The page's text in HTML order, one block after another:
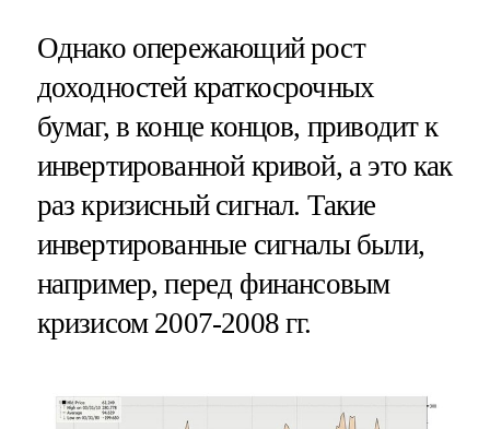
Однако опережающий рост
доходностей краткосрочных
бумаг, в конце концов, приводит к
инвертированной кривой, а это как
раз кризисный сигнал. Такие
инвертированные сигналы были,
например, перед финансовым
кризисом 2007-2008 гг.